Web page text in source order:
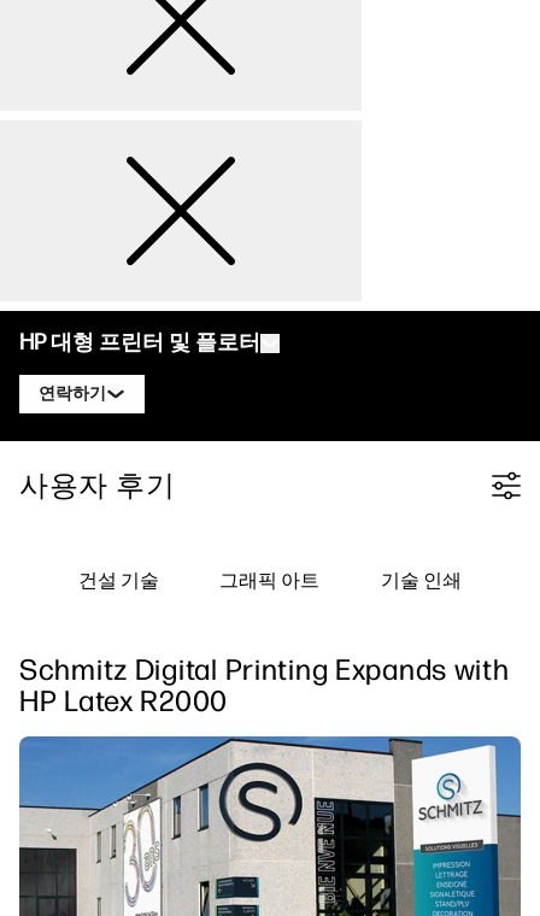
HP 대형 프린터 및 플로터
연락하기
HP 디자인젯 전문가에게 문의
HP 라텍스 전문가에게 문의
PrintOS 전문가에게 문의하기
팔로우하기
linkedInfacebook
twitteryoutube
HP DesignJet 기술 플로터
HP PageWide XL 프린터
HP Stitch 프린터
솔루션 및 서비스
HP PrintOS 프로덕션 허브
보안
블로그
워크플로우 솔루션
지속 가능성
사용자 후기
Filter category
건설 기술 그래픽 아트 기술 인쇄
Schmitz Digital Printing Expands with
HP Latex R2000